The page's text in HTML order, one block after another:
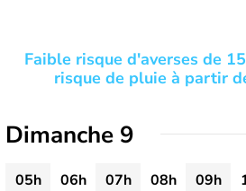
Faible risque d'averses de
risque de pluie à partir
Dimanche 9
05h 06h 07h 08h 09h